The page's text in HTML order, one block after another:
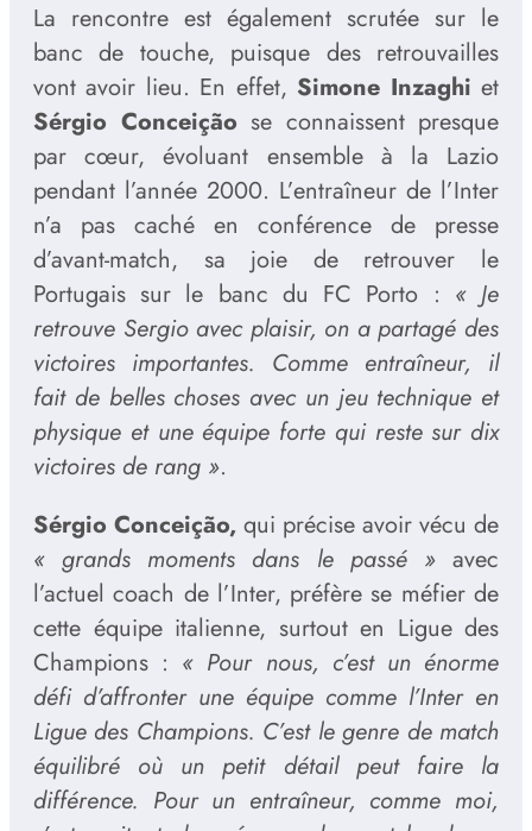
La rencontre est également scrutée sur le
banc de touche, puisque des retrouvailles
vont avoir lieu. En effet, Simone Inzaghi et
Sérgio Conceição se connaissent presque
par cœur, évoluant ensemble à la Lazio
pendant l’année 2000. L’entraîneur de l’Inter
n’a pas caché en conférence de presse
d’avant-match, sa joie de retrouver le
Portugais sur le banc du FC Porto : « Je
retrouve Sergio avec plaisir, on a partagé des
victoires importantes. Comme entraîneur, il
fait de belles choses avec un jeu technique et
physique et une équipe forte qui reste sur dix
victoires de rang ».
Sérgio Conceição, qui précise avoir vécu de
« grands moments dans le passé »avec
l’actuel coach de l’Inter, préfère se méfier de
cette équipe italienne, surtout en Ligue des
Champions : « Pour nous, c’est un énorme
défi d’affronter une équipe comme l’Inter en
Ligue des Champions. C’est le genre de match
équilibré où un petit détail peut faire la
différence. Pour un entraîneur, comme moi,